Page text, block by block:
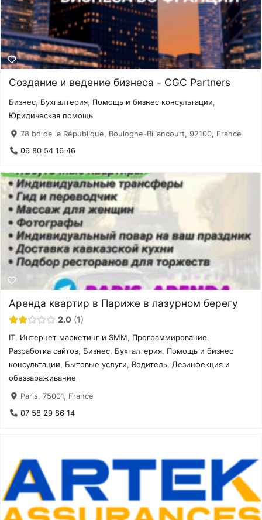
Создание и ведение бизнеса - CGC Partners
Бизнес, Бухгалтерия, Помощь и бизнес консультации,
Юридическая помощь
78 bd de la République, Boulogne-Billancourt, 92100, France
06 80 54 16 46
Аренда квартир в Париже в лазурном берегу
2.0 1
IT, Интернет маркетинг и SMM, Программирование,
Разработка сайтов, Бизнес, Бухгалтерия, Помощь и бизнес
консультации, Бытовые услуги, Водитель, Дезинфекция и
обеззараживание
Paris, 75001, France
07 58 29 86 14